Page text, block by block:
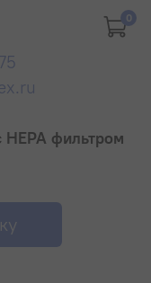
0
НЕРА фильтром